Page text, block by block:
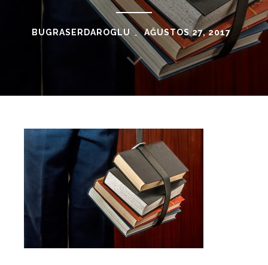
BUGRASERDAROGLU AĞUSTOS 27, 2017